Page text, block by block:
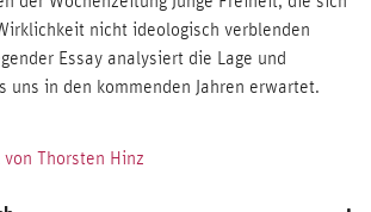
nicht ideologisch verblenden
Essay analysiert die Lage und
uns in den kommenden Jahren erwartet.
Thorsten Hinz